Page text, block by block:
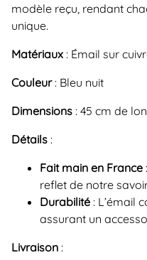
modèle reçu, rendant
unique.
Matériaux : Émail sur
Couleur: Bleu nuit
Dimensions : 45 cm de
Détails :
Fait main en France
reflet de notre
Durabilité : L’émail
assurant un
Livraison :